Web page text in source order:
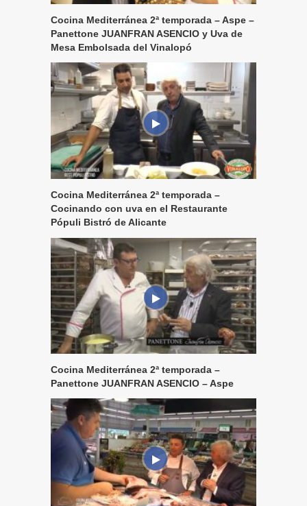
Cocina Mediterránea 2ª temporada – Aspe –
Panettone JUANFRAN ASENCIO y Uva de
Mesa Embolsada del Vinalopó
Cocina Mediterránea 2ª temporada –
Cocinando con uva en el Restaurante
Pópuli Bistró de Alicante
Cocina Mediterránea 2ª temporada –
Panettone JUANFRAN ASENCIO – Aspe